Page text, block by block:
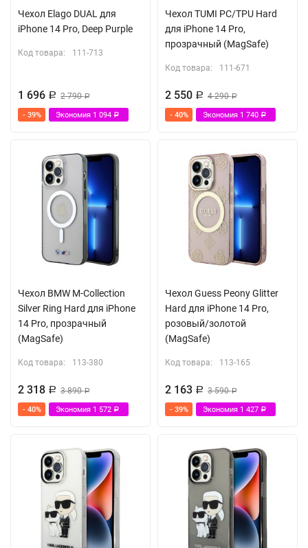
Чехол Elago DUAL для
iPhone 14 Pro, Deep Purple
Код товара: 111-713
1 696 Р 2 790Р
- 39% Экономия 1 094 Р
Чехол TUMI PC/TPU Hard
для iPhone 14 Pro,
прозрачный (MagSafe)
Код товара: 111-671
2 550 Р 4 290Р
- 40% Экономия 1 740 Р
Чехол BMW M-Collection
Silver Ring Hard для iPhone
14 Pro, прозрачный
(MagSafe)
Код товара: 113-380
2 318 Р 3 890Р
- 40% Экономия 1 572 Р
Чехол Guess Peony Glitter
Hard для iPhone 14 Pro,
розовый/золотой
(MagSafe)
Код товара: 113-165
2 163 Р 3 590Р
- 39% Экономия 1 427 Р